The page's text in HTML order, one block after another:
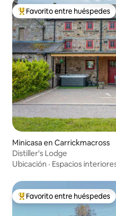
Favorito entre huéspedes
Favorito entre huéspedes
Minicasa en Carrickmacross
Distiller's Lodge
Ubicación · Espacios
Favorito entre huéspedes
Favorito entre huéspedes